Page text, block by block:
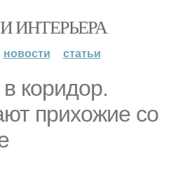
ИНТЕРЬЕРА
новости статьи
коридор.
прихожие со